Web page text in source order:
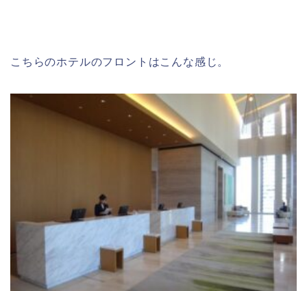
こちらのホテルのフロントはこんな感じ。